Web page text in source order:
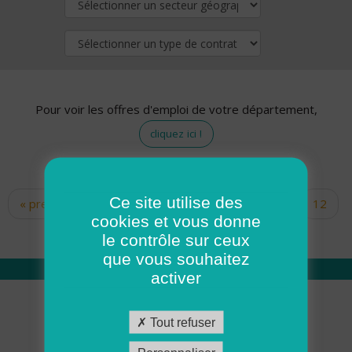
Pour voir les offres d'emploi de votre département,
cliquez ici !
Pages
« premier ‹ précédent … 10
12
14 15 16 17
Qui sommes nous
Académie ADMR
Ce site utilise des
cookies et vous donne
le contrôle sur ceux
que vous souhaitez
activer
Tout refuser